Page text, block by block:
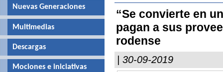
“Se convierte en
pagan a sus
rodense
| 30-09-2019
Nuevas Generaciones
Multimedias
Descargas
Mociones e iniciativas